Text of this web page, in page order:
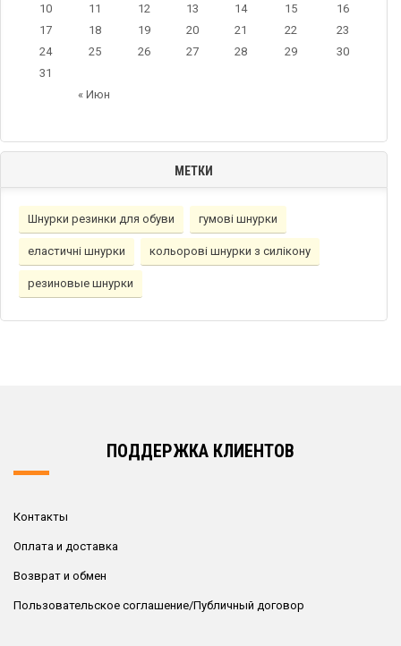
« Июн
10
11 12 13 14 15
16
17
18 19 20 21 22
23
24
25 26 27 28 29
30
31
МЕТКИ
Шнурки резинки для обуви гумовi шнурки
еластичнi шнурки кольорові шнурки з силікону
резиновые шнурки
ПОДДЕРЖКА КЛИЕНТОВ
Контакты
Оплата и доставка
Возврат и обмен
Пользовательское соглашение/Публичный договор